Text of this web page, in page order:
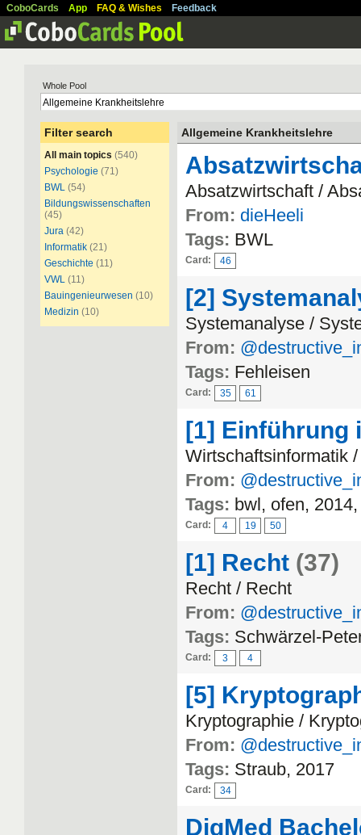
CoboCards App FAQ & Wishes Feedback
Whole Pool
Filter search
All main topics (540)
Psychologie (71)
BWL (54)
Bildungswissenschaften
(45)
Jura (42)
Informatik (21)
Geschichte (11)
VWL (11)
Bauingenieurwesen (10)
Medizin (10)
Allgemeine Krankheitslehre
Absatzwirtschaft /
From: dieHeeli
Tags: BWL
Card: 46
[2]
Systemanalyse /
From:
Tags: Fehleisen
Card: 35 61
[1] Einführung
Wirtschaftsinformatik
From:
Tags: bwl, ofen,
Card: 4 19 50
[1] Recht (37)
Recht / Recht
From:
Tags: Schwärzel-
Card: 3 4
[5]
Kryptographie /
From:
Tags: Straub, 2017
Card: 34
DigMed